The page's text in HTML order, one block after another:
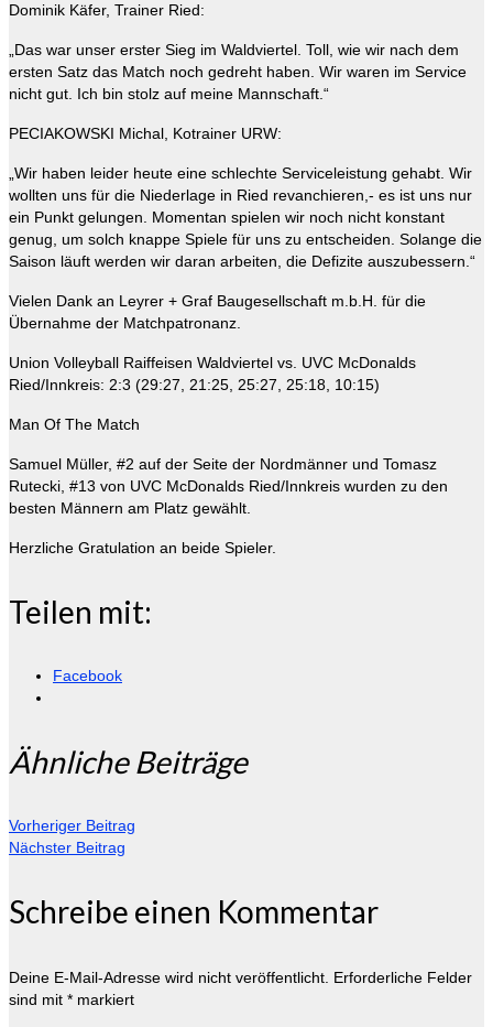
Dominik Käfer, Trainer Ried:
„Das war unser erster Sieg im Waldviertel. Toll, wie wir nach dem
ersten Satz das Match noch gedreht haben. Wir waren im Service
nicht gut. Ich bin stolz auf meine Mannschaft.“
PECIAKOWSKI Michal, Kotrainer URW:
„Wir haben leider heute eine schlechte Serviceleistung gehabt. Wir
wollten uns für die Niederlage in Ried revanchieren,- es ist uns nur
ein Punkt gelungen. Momentan spielen wir noch nicht konstant
genug, um solch knappe Spiele für uns zu entscheiden. Solange die
Saison läuft werden wir daran arbeiten, die Defizite auszubessern.“
Vielen Dank an Leyrer + Graf Baugesellschaft m.b.H. für die
Übernahme der Matchpatronanz.
Union Volleyball Raiffeisen Waldviertel vs. UVC McDonalds
Ried/Innkreis: 2:3 (29:27, 21:25, 25:27, 25:18, 10:15)
Man Of The Match
Samuel Müller, #2 auf der Seite der Nordmänner und Tomasz
Rutecki, #13 von UVC McDonalds Ried/Innkreis wurden zu den
besten Männern am Platz gewählt.
Herzliche Gratulation an beide Spieler.
Teilen mit:
Facebook
Ähnliche Beiträge
Vorheriger Beitrag
Nächster Beitrag
Schreibe einen Kommentar
Deine E-Mail-Adresse wird nicht veröffentlicht. Erforderliche Felder
sind mit * markiert